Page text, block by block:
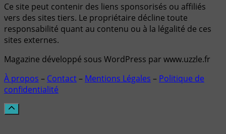
Ce site peut contenir des liens sponsorisés ou affiliés
vers des sites tiers. Le propriétaire décline toute
responsabilité quant au contenu ou à la légalité de ces
sites externes.
Magazine développé sous WordPress par www.uzzle.fr
À propos – Contact– Mentions Légales – Politique de
confidentialité